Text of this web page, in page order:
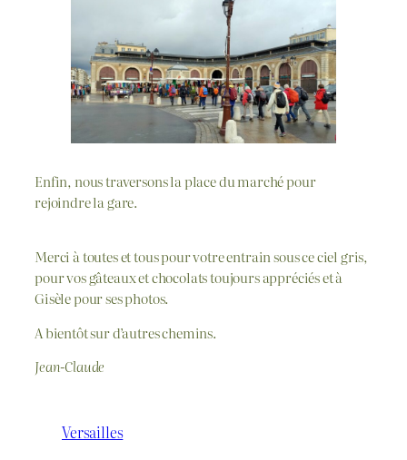
Enfin, nous traversons la place du marché pour
rejoindre la gare.
Merci à toutes et tous pour votre entrain sous ce ciel gris,
pour vos gâteaux et chocolats toujours appréciés et à
Gisèle pour ses photos.
A bientôt sur d’autres chemins.
Jean-Claude
Versailles